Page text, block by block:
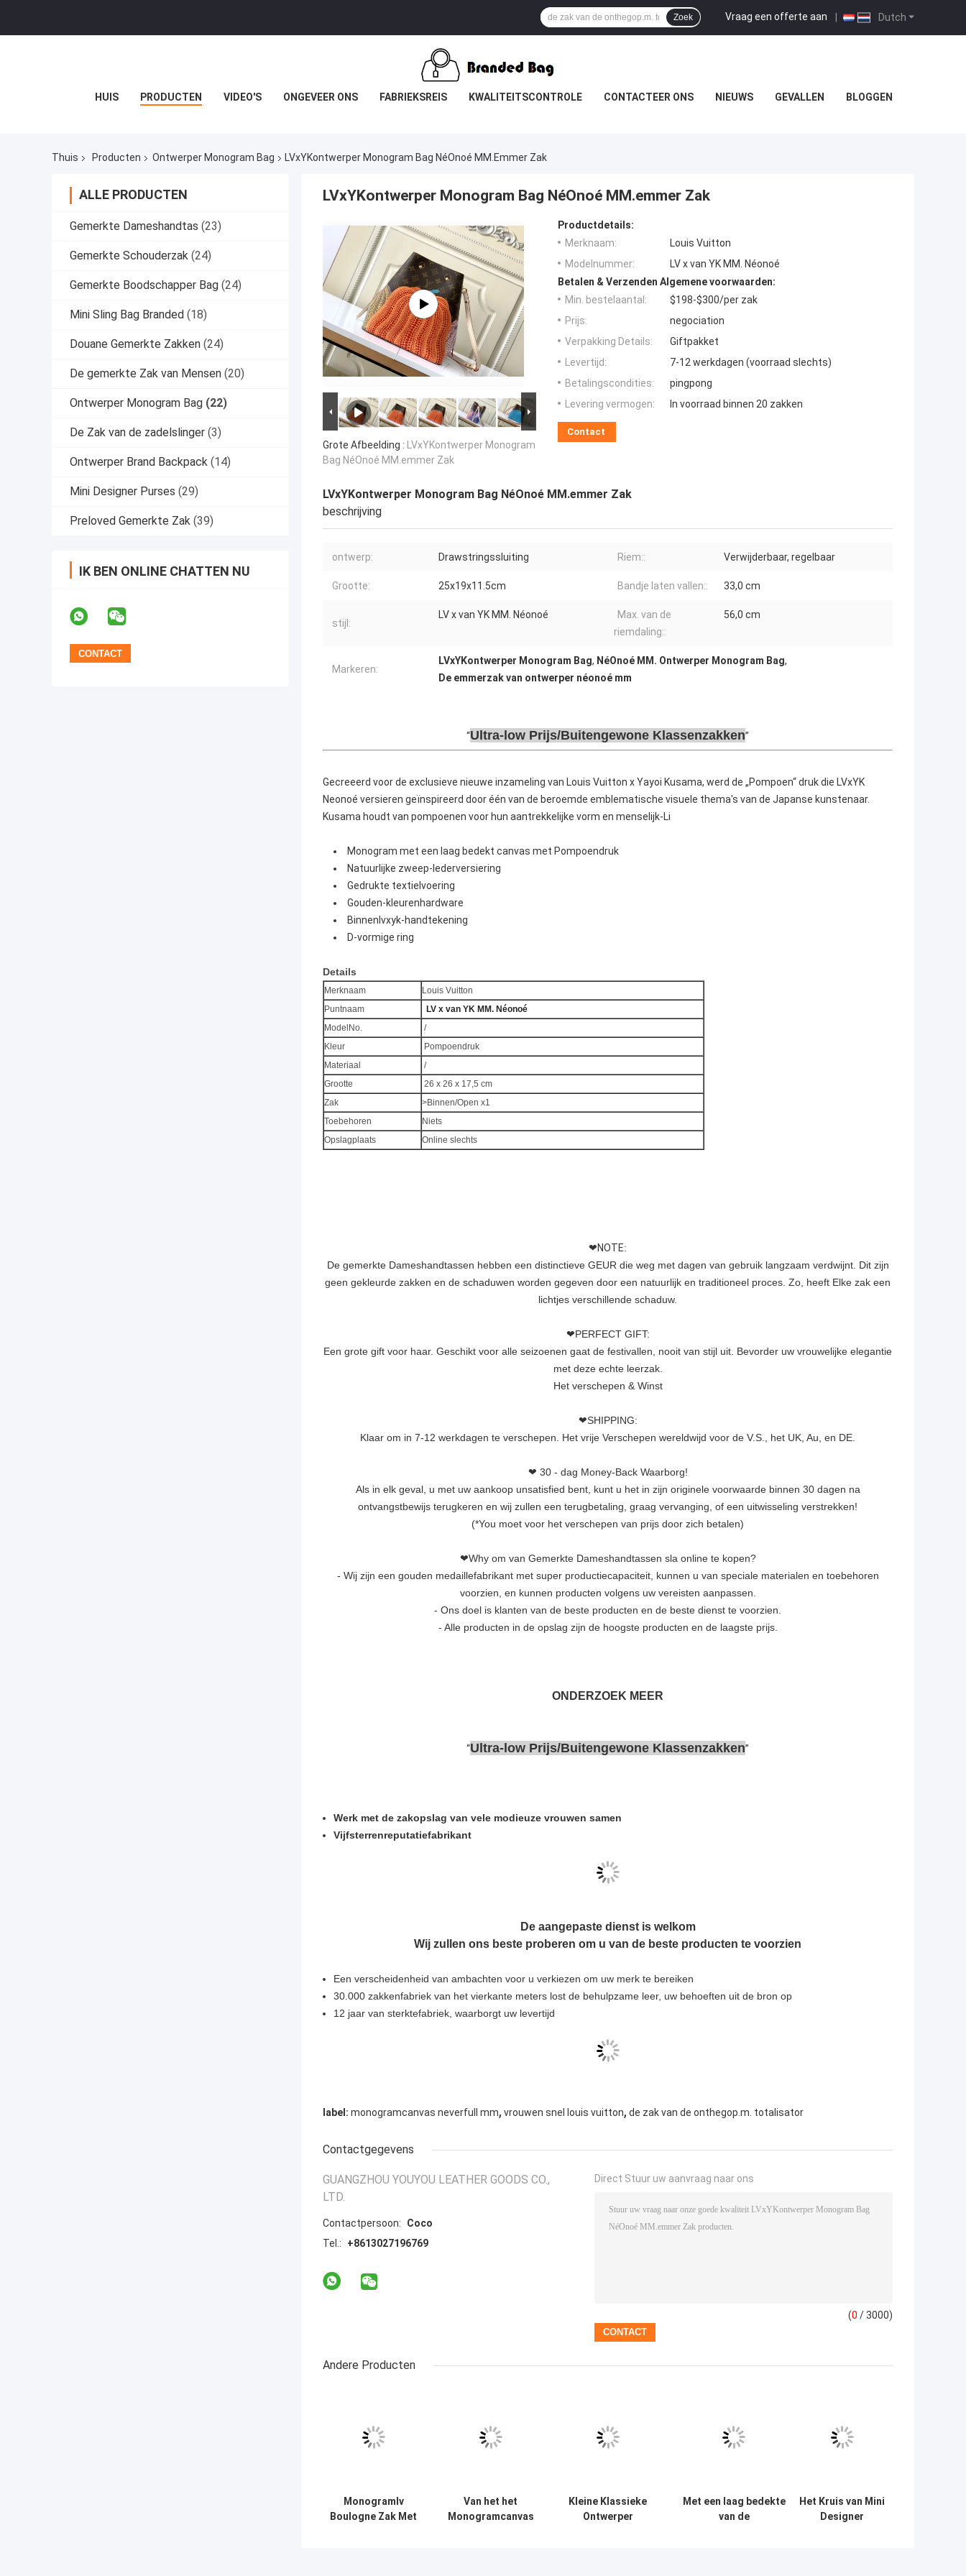
Dutch
Vraag een offerte aan |
Zoek
HUIS PRODUCTEN VIDEO'S ONGEVEER ONS FABRIEKSREIS KWALITEITSCONTROLE CONTACTEER ONS NIEUWS GEVALLEN BLOGGEN
Thuis Producten Ontwerper Monogram Bag LVxYKontwerper Monogram Bag NéOnoé MM.emmer Zak
ALLE PRODUCTEN
Gemerkte Dameshandtas (23)
Gemerkte Schouderzak (24)
Gemerkte Boodschapper Bag (24)
Mini Sling Bag Branded (18)
Douane Gemerkte Zakken (24)
De gemerkte Zak van Mensen (20)
Ontwerper Monogram Bag (22)
De Zak van de zadelslinger (3)
Ontwerper Brand Backpack (14)
Mini Designer Purses (29)
Preloved Gemerkte Zak (39)
IK BEN ONLINE CHATTEN NU
LVxYKontwerper Monogram Bag NéOnoé MM.emmer Zak
Grote Afbeelding : LVxYKontwerper Monogram
Bag NéOnoé MM.emmer Zak
Productdetails:
Merknaam:
Louis Vuitton
Modelnummer:
LV x van YK MM. Néonoé
Betalen & Verzenden Algemene voorwaarden:
Min. bestelaantal:
$198-$300/per zak
Prijs:
negociation
Verpakking Details:
Giftpakket
Levertijd:
7-12 werkdagen (voorraad slechts)
Betalingscondities:
pingpong
Levering vermogen:
In voorraad binnen 20 zakken
Contact
LVxYKontwerper Monogram Bag NéOnoé MM.emmer Zak
beschrijving
ontwerp: Drawstringssluiting Riem:: Verwijderbaar, regelbaar
Grootte: 25x19x11.5cm Bandje laten vallen:: 33,0 cm
stijl:
LV x van YK MM. Néonoé
Max. van de
riemdaling::
56,0 cm
Markeren:
LVxYKontwerper Monogram Bag, NéOnoé MM. Ontwerper Monogram Bag,
De emmerzak van ontwerper néonoé mm
Ultra-low Prijs/Buitengewone Klassenzakken
Gecreeerd voor de exclusieve nieuwe inzameling van Louis Vuitton x Yayoi Kusama, werd de „Pompoen“ druk die LVxYK
Neonoé versieren geïnspireerd door één van de beroemde emblematische visuele thema's van de Japanse kunstenaar.
Kusama houdt van pompoenen voor hun aantrekkelijke vorm en menselijk-Li
Monogram met een laag bedekt canvas met Pompoendruk
Natuurlijke zweep-lederversiering
Gedrukte textielvoering
Gouden-kleurenhardware
Binnenlvxyk-handtekening
D-vormige ring
Details
Merknaam
Louis Vuitton
Puntnaam
LV x van YK MM. Néonoé
ModelNo.
/
Kleur
Pompoendruk
Materiaal
/
Grootte
26 x 26 x 17,5 cm
Zak
>Binnen/Open x1
Toebehoren
Niets
Opslagplaats
Online slechts